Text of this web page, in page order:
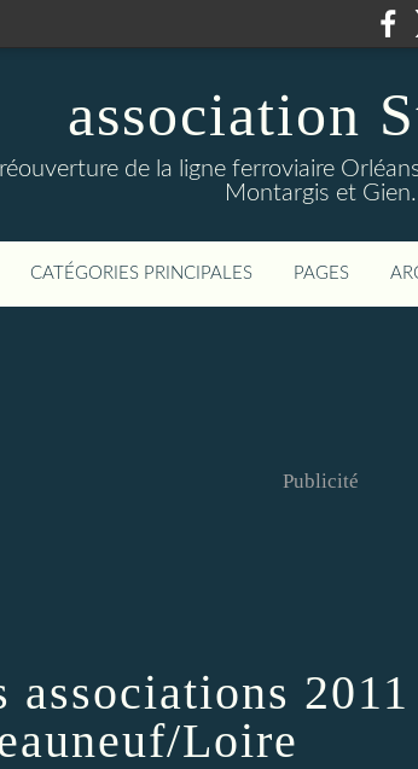
association
de la ligne ferroviaire
Montargis et Gien.
CATÉGORIES PRINCIPALES PAGES
Publicité
associations 2011
Loire